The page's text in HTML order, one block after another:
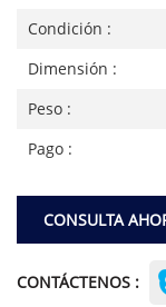
Condición :
Dimensión :
Peso :
Pago :
CONSULTA
CONTÁCTENOS :